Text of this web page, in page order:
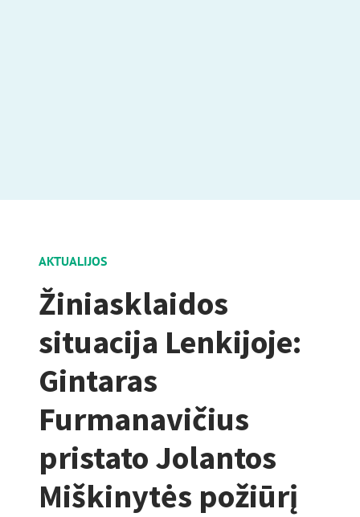
AKTUALIJOS
Žiniasklaidos
situacija Lenkijoje:
Gintaras
Furmanavičius
pristato Jolantos
Miškinytės požiūrį